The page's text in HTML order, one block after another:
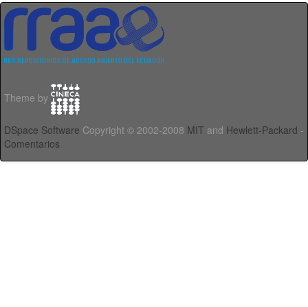
Theme by
DSpace Software Copyright © 2002-2008 MIT and Hewlett-Packard -
Comentarios